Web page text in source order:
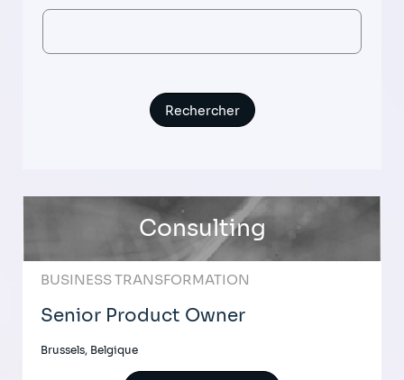
Consulting
BUSINESS TRANSFORMATION
Senior Product Owner
Brussels, Belgique